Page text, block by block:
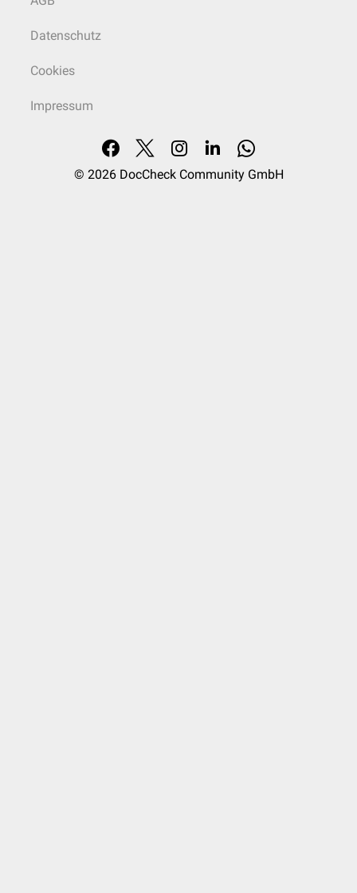
Datenschutz
Cookies
Impressum
© 2026 DocCheck Community GmbH